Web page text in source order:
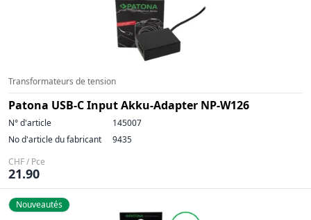
Transformateurs de tension
Patona USB-C Input Akku-Adapter NP-W126
N° d'article
145007
No d'article du fabricant
9435
CHF / Pce
21.90
Nouveautés